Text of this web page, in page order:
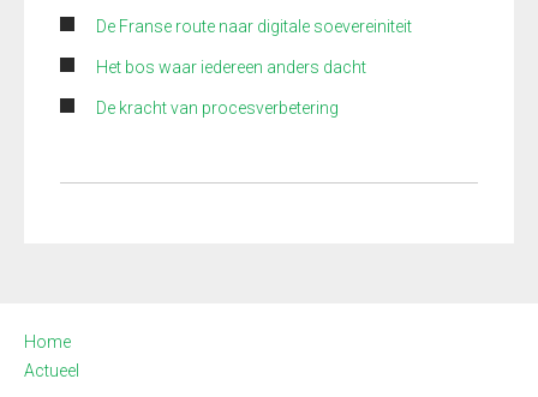
De Franse route naar digitale soevereiniteit
Het bos waar iedereen anders dacht
De kracht van procesverbetering
Home
Actueel